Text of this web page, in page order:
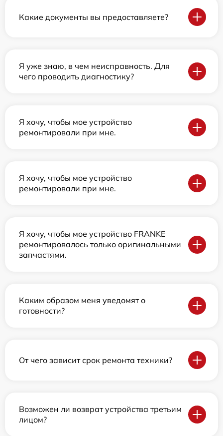
Какие документы вы предоставляете?
Я уже знаю, в чем неисправность. Для
чего проводить диагностику?
Я хочу, чтобы мое устройство
ремонтировали при мне.
Я хочу, чтобы мое устройство
ремонтировали при мне.
Я хочу, чтобы мое устройство FRANKE
ремонтировалось только оригинальными
запчастями.
Каким образом меня уведомят о
готовности?
От чего зависит срок ремонта техники?
Возможен ли возврат устройства третьим
лицом?